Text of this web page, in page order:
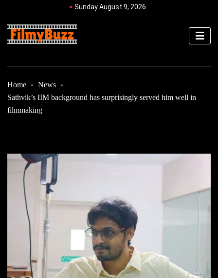
Sunday August 9, 2026
Home
News
Sathvik’s IIM background has surprisingly served him well in
filmmaking